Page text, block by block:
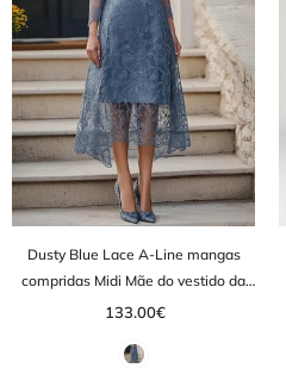
Dusty Blue Lace A-Line mangas
compridas Midi Mãe do vestido da
noiva
133.00€